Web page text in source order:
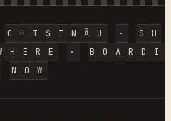
C H I Ș I N Ă U · S
H
H E R E · B O A R D
I
N O W